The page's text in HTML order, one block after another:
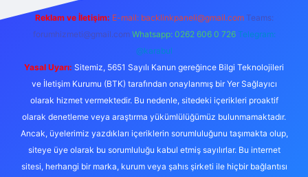
Reklam ve İletişim: E-mail: backlinkpaneli@gmail.com Teams:
forumhizmeti@gmail.com Whatsapp: 0262 606 0 726 Telegram:
@karabul
Yasal Uyarı: Sitemiz, 5651 Sayılı Kanun gereğince Bilgi Teknolojileri
ve İletişim Kurumu (BTK) tarafından onaylanmış bir Yer Sağlayıcı
olarak hizmet vermektedir. Bu nedenle, sitedeki içerikleri proaktif
olarak denetleme veya araştırma yükümlülüğümüz bulunmamaktadır.
Ancak, üyelerimiz yazdıkları içeriklerin sorumluluğunu taşımakta olup,
siteye üye olarak bu sorumluluğu kabul etmiş sayılırlar. Bu internet
sitesi, herhangi bir marka, kurum veya şahıs şirketi ile hiçbir bağlantısı